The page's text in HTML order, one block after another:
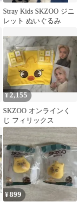
Stray Kids SKZOO ジニ
レット ぬいぐるみ
¥2,155
SKZOO オンラインく
じ フィリックス
¥899